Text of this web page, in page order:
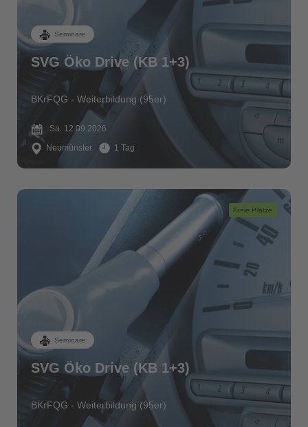
Seminare
SVG Öko Drive (KB 1+3)
BKrFQG - Weiterbildung (95er)
Sa. 12.09.2026
Neumünster
1 Tag
Freie Plätze
Seminare
SVG Öko Drive (KB 1+3)
BKrFQG - Weiterbildung (95er)